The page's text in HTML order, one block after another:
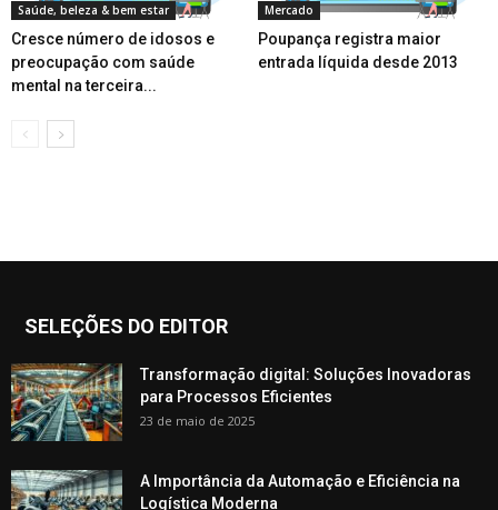
Saúde, beleza & bem estar
Cresce número de idosos e
preocupação com saúde
mental na terceira...
Mercado
Poupança registra maior
entrada líquida desde 2013
SELEÇÕES DO EDITOR
Transformação digital: Soluções Inovadoras
para Processos Eficientes
23 de maio de 2025
A Importância da Automação e Eficiência na
Logística Moderna